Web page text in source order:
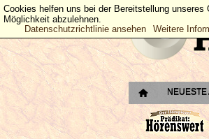
Cookies helfen uns bei der Bereitstellung
Möglichkeit abzulehnen.
Datenschutzrichtlinie ansehen
Weitere